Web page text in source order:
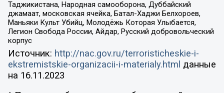
Таджикистана, Народная самооборона, Дуббайский
джамаат, московская ячейка, Батал-Хаджи Белхороев,
Маньяки Культ Убийц, Молодёжь Которая Улыбается,
Легион Свобода России, Айдар, Русский добровольческий
корпус
Источник: http://nac.gov.ru/terroristicheskie-i-
ekstremistskie-organizacii-i-materialy.html данные
на 16.11.2023